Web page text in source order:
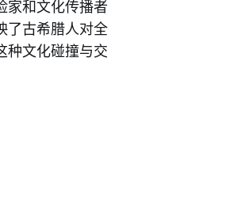
家和文化传播者
了古希腊人对全
种文化碰撞与交